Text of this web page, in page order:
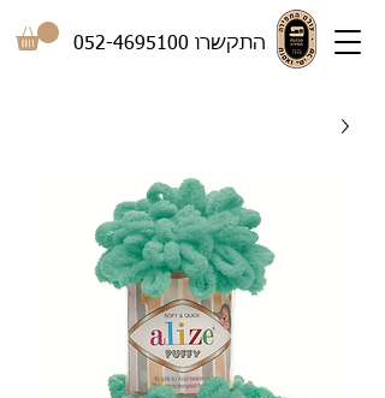
התקשרו 052-4695100